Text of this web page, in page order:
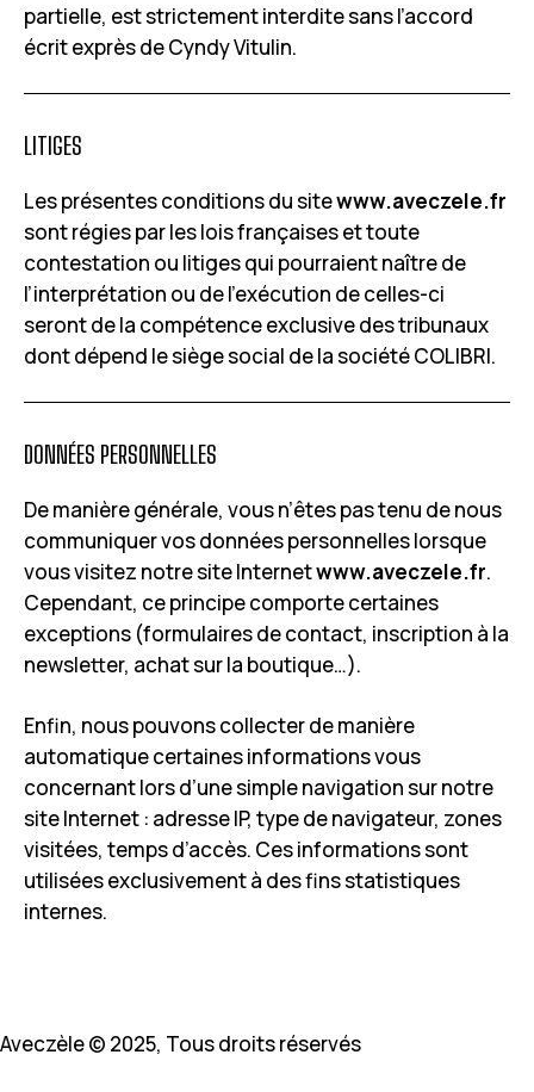
partielle, est strictement interdite sans l’accord
écrit exprès de Cyndy Vitulin.
LITIGES
Les présentes conditions du sitewww.aveczele.fr
sont régies par les lois françaises et toute
contestation ou litiges qui pourraient naître de
l’interprétation ou de l’exécution de celles-ci
seront de la compétence exclusive des tribunaux
dont dépend le siège social de la société COLIBRI.
DONNÉES PERSONNELLES
De manière générale, vous n’êtes pas tenu de nous
communiquer vos données personnelles lorsque
vous visitez notre site Internetwww.aveczele.fr.
Cependant, ce principe comporte certaines
exceptions (formulaires de contact, inscription à la
newsletter, achat sur la boutique…).
Enfin, nous pouvons collecter de manière
automatique certaines informations vous
concernant lors d’une simple navigation sur notre
site Internet : adresse IP, type de navigateur, zones
visitées, temps d’accès. Ces informations sont
utilisées exclusivement à des fins statistiques
internes.
Aveczèle © 2025, Tous droits réservés